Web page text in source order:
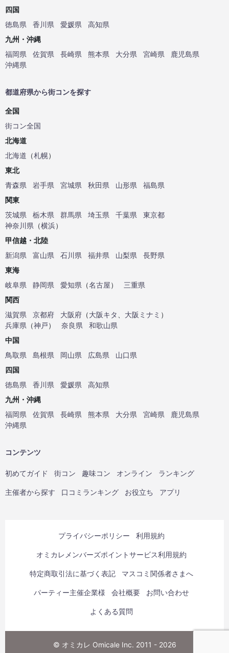
四国
徳島県
香川県 愛媛県
高知県
九州・沖縄
福岡県
佐賀県 長崎県 熊本県 大分県 宮崎県
鹿児島県
沖縄県
都道府県から街コンを探す
全国
街コン全国
北海道
北海道 （札幌）
東北
青森県
岩手県 宮城県 秋田県 山形県
福島県
関東
茨城県
栃木県 群馬県 埼玉県 千葉県
東京都
神奈川県 （横浜）
甲信越・北陸
新潟県
富山県 石川県 福井県 山梨県
長野県
東海
岐阜県
静岡県 愛知県 （名古屋）
三重県
関西
滋賀県
京都府 大阪府 （大阪キタ 大阪ミナミ ）
兵庫県 （神戸） 奈良県
和歌山県
中国
鳥取県
島根県 岡山県 広島県
山口県
四国
徳島県
香川県 愛媛県
高知県
九州・沖縄
福岡県
佐賀県 長崎県 熊本県 大分県 宮崎県
鹿児島県
沖縄県
コンテンツ
初めてガイド 街コン 趣味コン オンライン ランキング
主催者から探す 口コミランキング お役立ち アプリ
プライバシーポリシー 利用規約
オミカレメンバーズポイントサービス利用規約
特定商取引法に基づく表記 マスコミ関係者さまへ
パーティー主催企業様 会社概要 お問い合わせ
よくある質問
© オミカレ Omicale Inc. 2011 - 2026